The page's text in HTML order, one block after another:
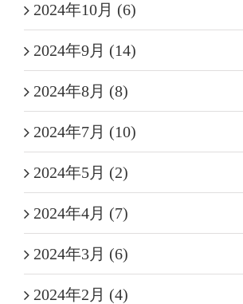
2024年10月 (6)
2024年9月 (14)
2024年8月 (8)
2024年7月 (10)
2024年5月 (2)
2024年4月 (7)
2024年3月 (6)
2024年2月 (4)